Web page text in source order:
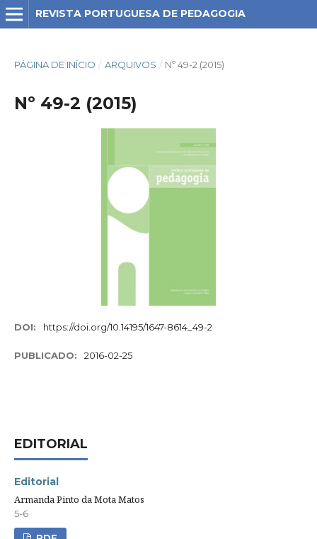
REVISTA PORTUGUESA DE PEDAGOGIA
PÁGINA DE INÍCIO / ARQUIVOS / Nº 49-2 (2015)
Nº 49-2 (2015)
DOI: https://doi.org/10.14195/1647-8614_49-2
PUBLICADO: 2016-02-25
EDITORIAL
Editorial
Armanda Pinto da Mota Matos
5-6